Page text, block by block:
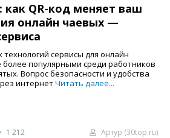
как QR-код меняет ваш
онлайн чаевых —
сервисы для онлайн
более популярными среди работников
Вопрос безопасности и удобства
интернетЧитать далее...
1 212 Артур (30top.ru)